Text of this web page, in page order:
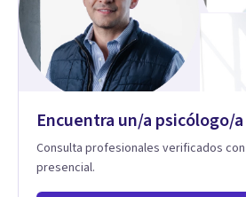
Encuentra un/a psicólogo/a
Consulta profesionales verificados
presencial.